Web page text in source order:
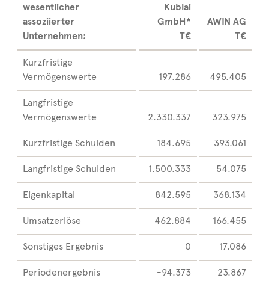
wesentlicher
assoziierter
Unternehmen:
Kublai
GmbH*
T€
AWIN AG
T€
Kurzfristige
Vermögenswerte
197.286 495.405
Langfristige
Vermögenswerte
2.330.337 323.975
Kurzfristige Schulden 184.695 393.061
Langfristige Schulden 1.500.333 54.075
Eigenkapital 842.595 368.134
Umsatzerlöse 462.884 166.455
Sonstiges Ergebnis 0 17.086
Periodenergebnis -94.373 23.867